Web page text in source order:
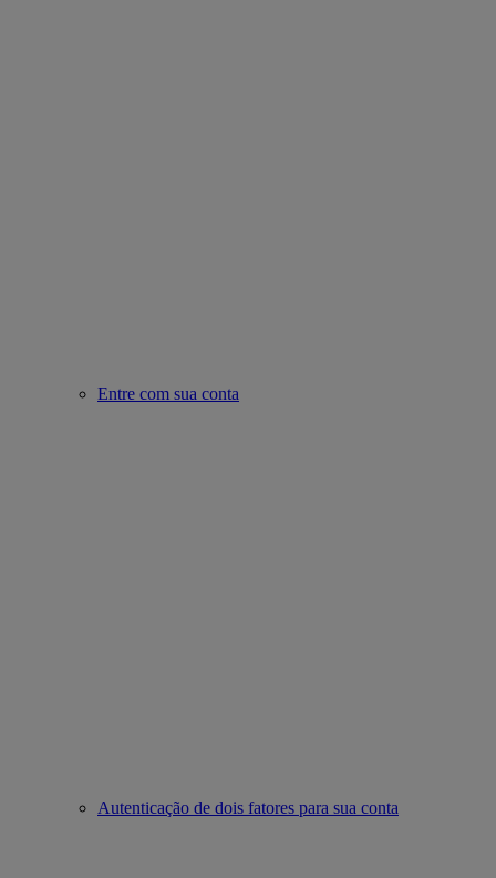
Entre com sua conta
Autenticação de dois fatores para sua conta